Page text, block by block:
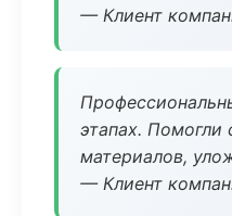
— Клиент
этапах.
материалов,
— Клиент